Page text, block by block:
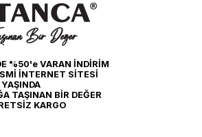
%50'e VARAN İNDİRİM
İNTERNET SİTESİ
TAŞINAN BİR DEĞER
KARGO